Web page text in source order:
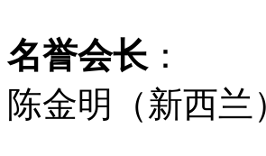
名誉会长：
陈金明（新西